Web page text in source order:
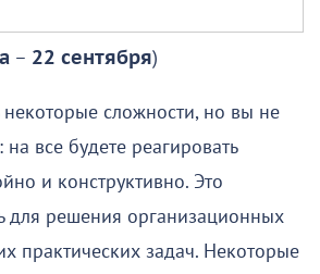
– 22 сентября)
некоторые сложности, но вы не
на все будете реагировать
и конструктивно. Это
для решения организационных
практических задач. Некоторые